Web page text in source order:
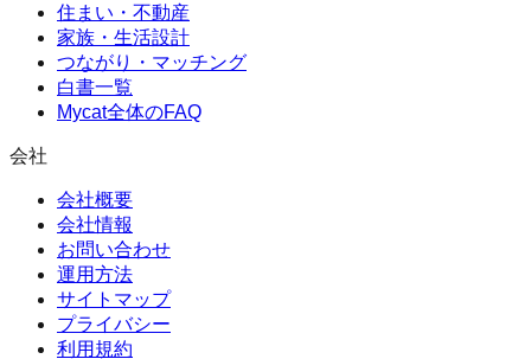
住まい・不動産
家族・生活設計
つながり・マッチング
白書一覧
Mycat全体のFAQ
会社
会社概要
会社情報
お問い合わせ
運用方法
サイトマップ
プライバシー
利用規約